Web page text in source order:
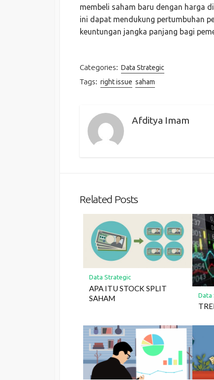
membeli saham baru dengan harga
ini dapat mendukung pertumbuhan
keuntungan jangka panjang bagi
Categories: Data Strategic
Tags: right issue saham
Afditya Imam
Related Posts
Data Strategic
APA ITU STOCK SPLIT
SAHAM
Data